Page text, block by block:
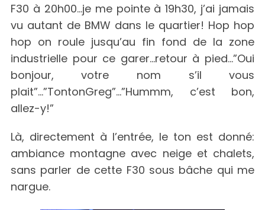
F30 à 20h00…je me pointe à 19h30, j’ai jamais
vu autant de BMW dans le quartier! Hop hop
hop on roule jusqu’au fin fond de la zone
industrielle pour ce garer…retour à pied…”Oui
bonjour, votre nom s’il vous
plait”…”TontonGreg”…”Hummm, c’est bon,
allez-y!”
Là, directement à l’entrée, le ton est donné:
ambiance montagne avec neige et chalets,
sans parler de cette F30 sous bâche qui me
nargue.